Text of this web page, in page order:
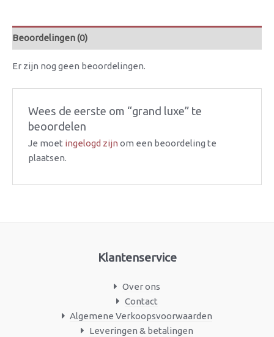
Beoordelingen (0)
Er zijn nog geen beoordelingen.
Wees de eerste om “grand luxe” te
beoordelen
Je moet ingelogd zijn om een beoordeling te
plaatsen.
Klantenservice
Over ons
Contact
Algemene Verkoopsvoorwaarden
Leveringen & betalingen